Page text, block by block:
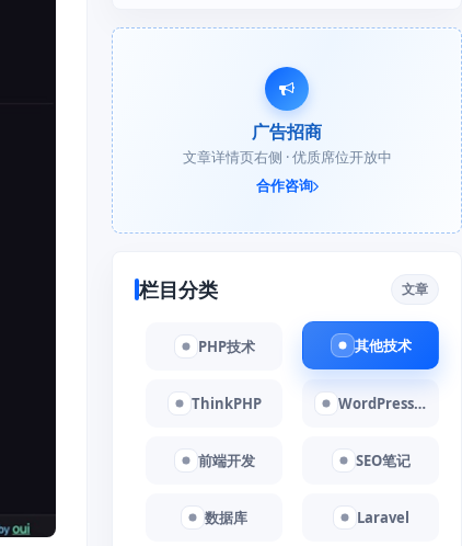
广告招商
文章详情页右侧 · 优质席位开放中
合作咨询
栏目分类 文章
PHP技术 其他技术
ThinkPHP WordPress教程
前端开发 SEO笔记
数据库 Laravel